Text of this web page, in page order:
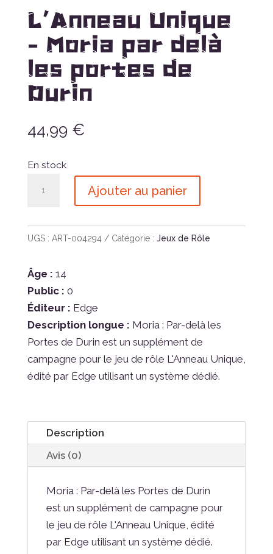
L’Anneau Unique
– Moria par delà
les portes de
Durin
44,99 €
En stock
Unique
Moria
par
delà
les
portes
Durin
Ajouter au panier
UGS : ART-004294 Catégorie : Jeux de Rôle
Âge : 14
Public : 0
Éditeur : Edge
Description longue : Moria : Par-delà les
Portes de Durin est un supplément de
campagne pour le jeu de rôle L'Anneau Unique,
édité par Edge utilisant un système dédié.
Description
Avis (0)
Moria : Par-delà les Portes de Durin
est un supplément de campagne pour
le jeu de rôle L'Anneau Unique, édité
par Edge utilisant un système dédié.